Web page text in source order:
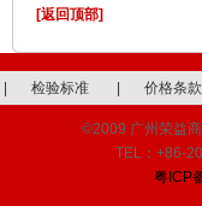
[返回顶部]
检验标准 价格条款
©2009 广州荣益
TEL：+86-
粤ICP